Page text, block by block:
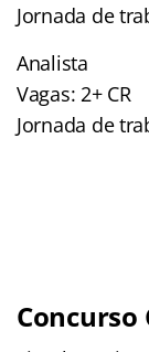
Jornada de
Analista
Vagas: 2+ CR
Jornada de
Concurso